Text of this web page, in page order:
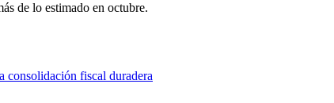
de lo estimado en octubre.